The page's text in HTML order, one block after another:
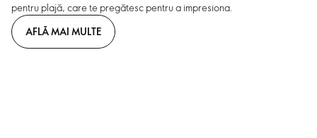
pentru plajă, care te pregătesc pentru a impresiona.
AFLĂ MAI MULTE